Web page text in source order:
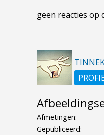
geen reacties op
Afmetingen:
Gepubliceerd: